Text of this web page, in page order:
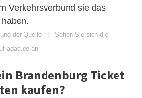
Verkehrsverbund sie das
der Quelle | Sehen Sie sich die
adac.de an
Brandenburg Ticket
kaufen?